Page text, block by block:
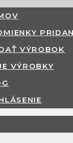
VÝROBOK
VÝROBKY